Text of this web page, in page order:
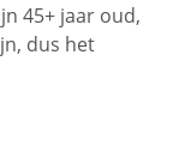
45+ jaar oud,
dus het